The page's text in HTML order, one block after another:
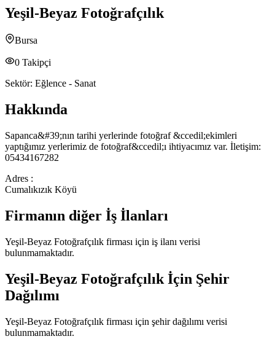
Yeşil-Beyaz Fotoğrafçılık
Bursa
0 Takipçi
Sektör: Eğlence - Sanat
Hakkında
Sapanca&#39;nın tarihi yerlerinde fotoğraf &ccedil;ekimleri
yaptığımız yerlerimiz de fotoğraf&ccedil;ı ihtiyacımız var. İletişim:
05434167282
Adres :
Cumalıkızık Köyü
Firmanın diğer İş İlanları
Yeşil-Beyaz Fotoğrafçılık firması için iş ilanı verisi
bulunmamaktadır.
Yeşil-Beyaz Fotoğrafçılık İçin Şehir
Dağılımı
Yeşil-Beyaz Fotoğrafçılık firması için şehir dağılımı verisi
bulunmamaktadır.